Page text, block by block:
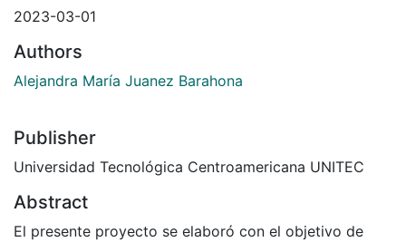
2023-03-01
Authors
Alejandra María Juanez Barahona
Publisher
Universidad Tecnológica Centroamericana UNITEC
Abstract
El presente proyecto se elaboró con el objetivo de